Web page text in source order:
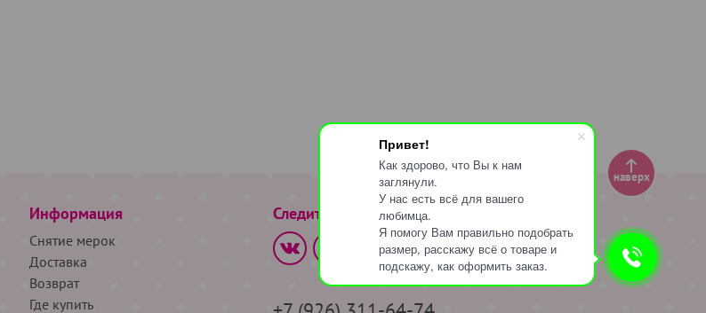
Привет!
Как здорово, что Вы к нам
заглянули.
У нас есть всё для вашего
любимца.
Я помогу Вам правильно подобрать
размер, расскажу всё о товаре и
подскажу, как оформить заказ.
Информация
Снятие мерок
Доставка
Возврат
Где купить
Следите за нами
наверх